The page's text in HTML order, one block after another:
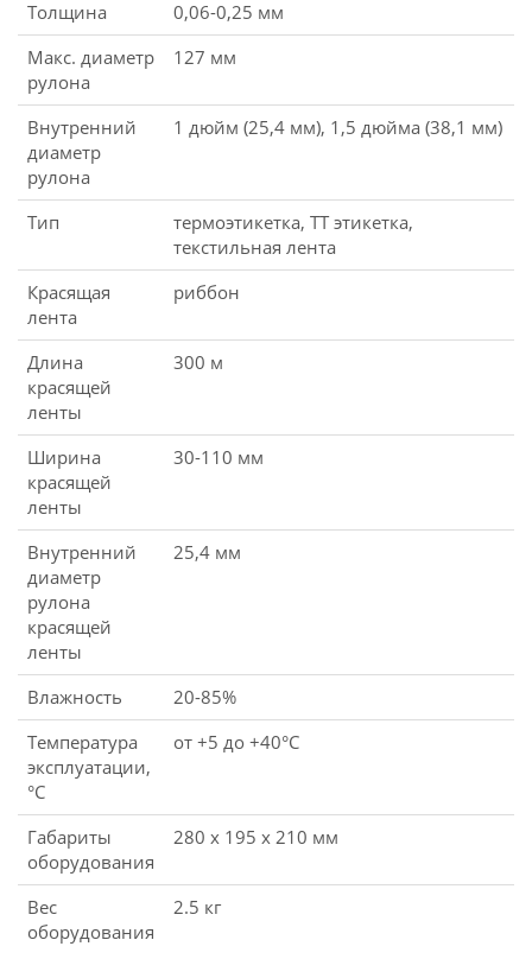
Толщина
0,06-0,25 мм
Макс. диаметр
рулона
127 мм
Внутренний
диаметр
рулона
1 дюйм (25,4 мм), 1,5 дюйма (38,1 мм)
Тип
термоэтикетка, ТТ этикетка,
текстильная лента
Красящая
лента
риббон
Длина
красящей
ленты
300 м
Ширина
красящей
ленты
30-110 мм
Внутренний
диаметр
рулона
красящей
ленты
25,4 мм
Влажность
20-85%
Температура
эксплуатации,
°C
от +5 до +40°C
Габариты
оборудования
280 x 195 x 210 мм
Вес
оборудования
2.5 кг